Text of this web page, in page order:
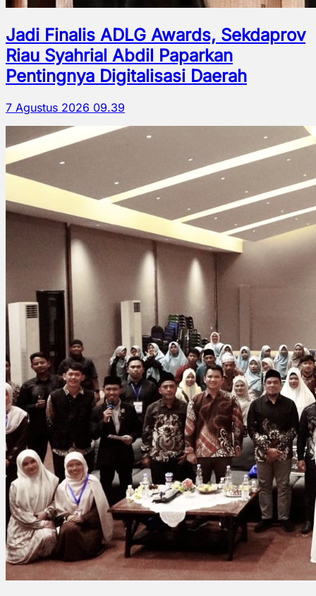
Jadi Finalis ADLG Awards, Sekdaprov
Riau Syahrial Abdil Paparkan
Pentingnya Digitalisasi Daerah
7 Agustus 2026 09.39